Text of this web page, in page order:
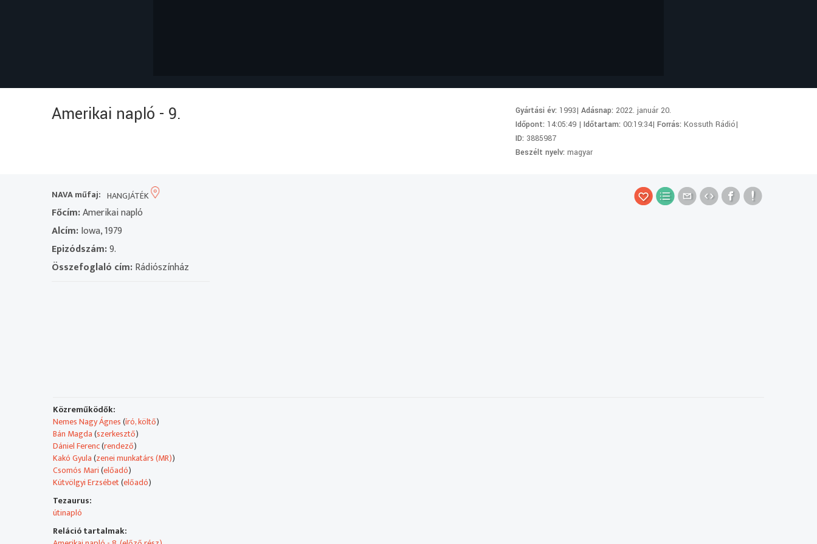
Amerikai napló - 9. Gyártási év: 1993|Adásnap:2022. január 20.
Időpont: 14:05:49 |Időtartam:00:19:34|Forrás:Kossuth Rádió|
ID: 3885987
Beszélt nyelv:magyar
NAVA műfaj: HANGJÁTÉK
Főcím:Amerikai napló
Alcím:Iowa, 1979
Epizódszám:9.
Összefoglaló cím:Rádiószínház
Közreműködők:
Nemes Nagy Ágnes(író, költő)
Bán Magda(szerkesztő)
Dániel Ferenc(rendező)
Kakó Gyula(zenei munkatárs (MR))
Csomós Mari(előadó)
Kútvölgyi Erzsébet(előadó)
Tezaurus:
útinapló
Reláció tartalmak: